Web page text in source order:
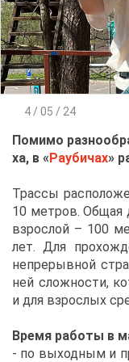
4 / 05 / 24
По­ми­мо
ха, в «Рау­би­чах»
Трас­сы
10 мет­ров. Об­щая
взрос­лой – 100
лет. Для
непре­рыв­ной
ней слож­но­сти,
и для взрос­лых
Вре­мя ра­бо­ты в
- по вы­ход­ным и